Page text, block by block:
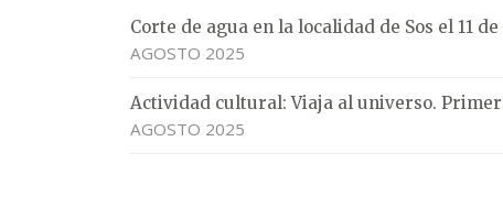
Corte de agua en la localidad de Sos el 11
AGOSTO 2025
Actividad cultural: Viaja al universo.
AGOSTO 2025